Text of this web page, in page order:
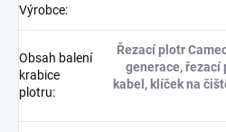
Výrobce:
Obsah balení
krabice
plotru:
Řezací plotr
generace, řezací
kabel, klíček na